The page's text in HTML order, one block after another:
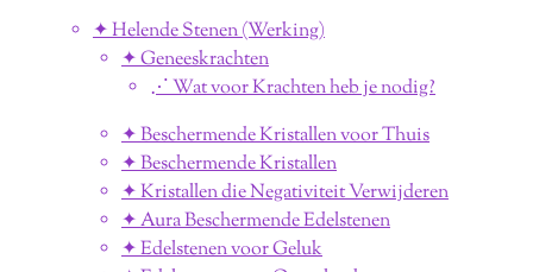
✦ Helende Stenen (Werking)
✦ Geneeskrachten
⋰ Wat voor Krachten heb je nodig?
✦ Beschermende Kristallen voor Thuis
✦ Beschermende Kristallen
✦ Kristallen die Negativiteit Verwijderen
✦ Aura Beschermende Edelstenen
✦ Edelstenen voor Geluk